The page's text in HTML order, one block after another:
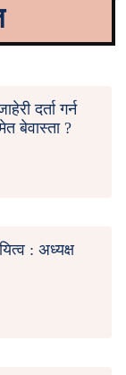
दर्ता गर्न
बेवास्ता ?
: अध्यक्ष